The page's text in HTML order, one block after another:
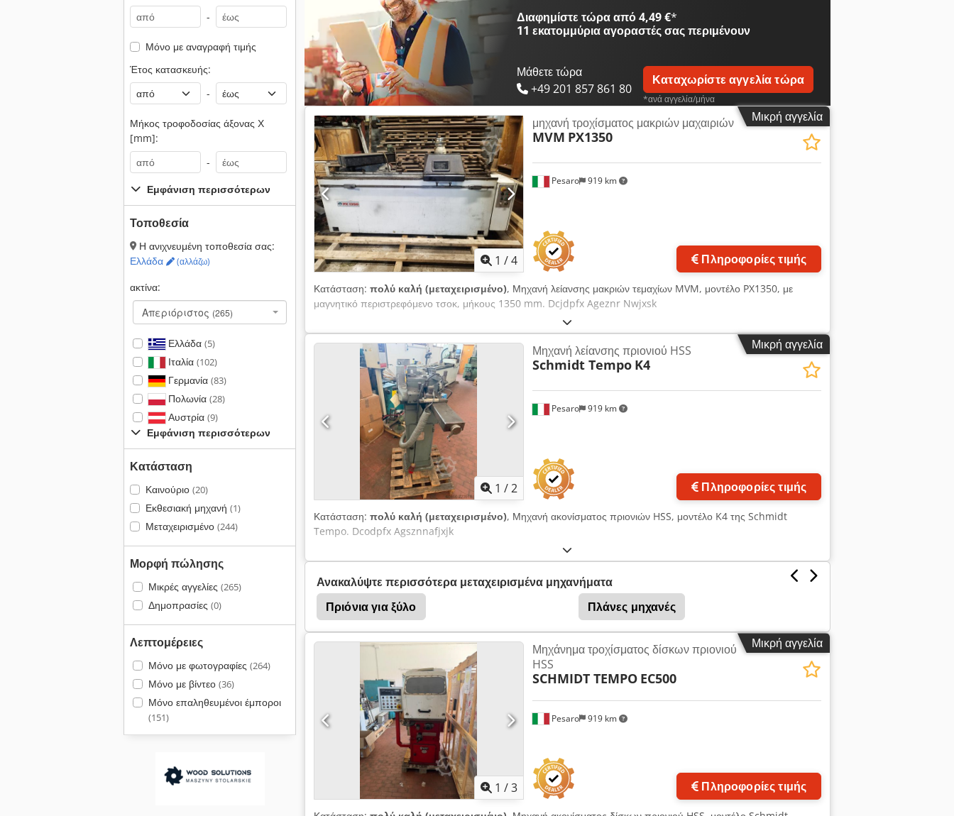
-
Μόνο με αναγραφή τιμής
Έτος κατασκευής:
-
Μήκος τροφοδοσίας άξονας Χ
[mm]:
-
Εμφάνιση περισσότερων
Τοποθεσία
Η ανιχνευμένη τοποθεσία σας:
Ελλάδα
(αλλάζω)
ακτίνα:
Απεριόριστος (265)
Ελλάδα (5)
Ιταλία (102)
Γερμανία (83)
Πολωνία (28)
Αυστρία (9)
Εμφάνιση περισσότερων
Κατάσταση
Καινούριο (20)
Εκθεσιακή μηχανή (1)
Μεταχειρισμένο (244)
Μορφή πώλησης
Μικρές αγγελίες (265)
Δημοπρασίες (0)
Λεπτομέρειες
Μόνο με φωτογραφίες (264)
Μόνο με βίντεο (36)
Μόνο επαληθευμένοι έμποροι
(151)
Διαφημίστε τώρα από 4,49 €*
11 εκατομμύρια αγοραστέςσας περιμένουν
Μάθετε τώρα
+49 201 857 861 80
Καταχωρίστε αγγελία τώρα
*ανά αγγελία/μήνα
Μικρή αγγελία
1 /4
Pesaro 919 km
μηχανή τροχίσματος μακριών μαχαιριών
MVM PX1350
Πληροφορίες τιμής
Κατάσταση: πολύ καλή (μεταχειρισμένο), Μηχανή λείανσης μακριών τεμαχίων MVM, μοντέλο PX1350, με
μαγνητικό περιστρεφόμενο τσοκ, μήκους 1350 mm. Dcjdpfx Ageznr Nwjxsk
Μικρή αγγελία
1 /2
Pesaro 919 km
Μηχανή λείανσης πριονιού HSS
Schmidt Tempo K4
Πληροφορίες τιμής
Κατάσταση: πολύ καλή (μεταχειρισμένο), Μηχανή ακονίσματος πριονιών HSS, μοντέλο K4 της Schmidt
Tempo. Dcodpfx Agsznnafjxjk
Ανακαλύψτε περισσότερα μεταχειρισμένα μηχανήματα
Πριόνια για ξύλο
Πλάνες μηχανές
Μικρή αγγελία
1 /3
Pesaro 919 km
Μηχάνημα τροχίσματος δίσκων πριονιού
HSS
SCHMIDT TEMPO EC500
Πληροφορίες τιμής